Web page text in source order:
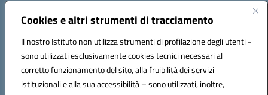
Cookies e altri strumenti di tracciamento
Il nostro Istituto non utilizza strumenti di profilazione degli utenti -
sono utilizzati esclusivamente cookies tecnici necessari al
corretto funzionamento del sito, alla fruibilità dei servizi
istituzionali e alla sua accessibilità – sono utilizzati, inoltre,
Centralino:
Posta elettronica certificata (PEC):ceis014005@pec.istruzione.it
Codice fiscale: 93063510619
Codice meccanografico:CEIS014005
Codice Indice delle Pubbliche Amministrazioni (IPA): istsc_ceis014005
Codice unico di fatturazione (CUF): UOU8EW